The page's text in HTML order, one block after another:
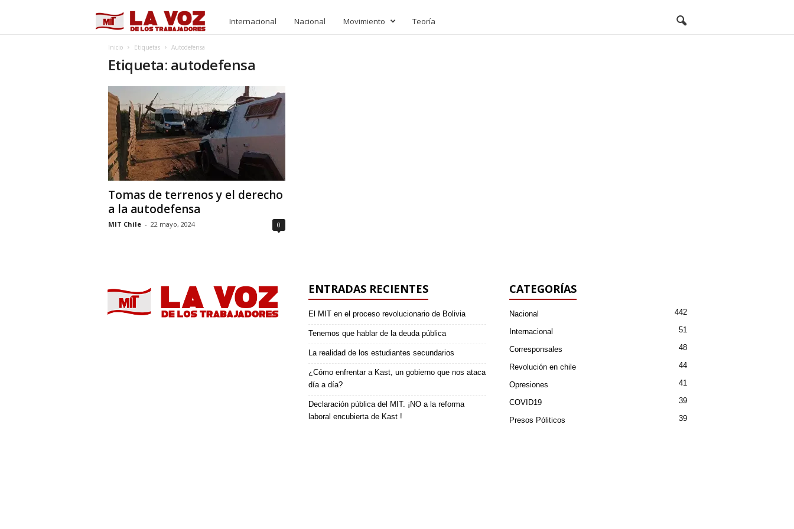
T
Internacional Nacional Movimiento Teoría
Inicio Etiquetas Autodefensa
Etiqueta: autodefensa
Tomas de terrenos y el derecho
a la autodefensa
MIT Chile - 22 mayo, 2024 0
ENTRADAS RECIENTES
El MIT en el proceso revolucionario de Bolivia
Tenemos que hablar de la deuda pública
La realidad de los estudiantes secundarios
¿Cómo enfrentar a Kast, un gobierno que nos ataca
día a día?
Declaración pública del MIT. ¡NO a la reforma
laboral encubierta de Kast !
CATEGORÍAS
Nacional 442
Internacional 51
Corresponsales 48
Revolución en chile 44
Opresiones 41
COVID19 39
Presos Póliticos 39